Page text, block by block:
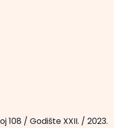
108/ Godište XXII. / 2023.